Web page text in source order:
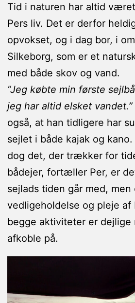
Tid i naturen har altid
Pers liv. Det er derfor
opvokset, og i dag bor, i
Silkeborg, som er et
med både skov og vand.
”Jeg købte min første
jeg har altid elsket vandet.”
også, at han tidligere har
sejlet i både kajak og
dog det, der trækker for
bådejer, fortæller Per, er
sejlads tiden går med,
vedligeholdelse og pleje af
begge aktiviteter er dejlige
afkoble på.